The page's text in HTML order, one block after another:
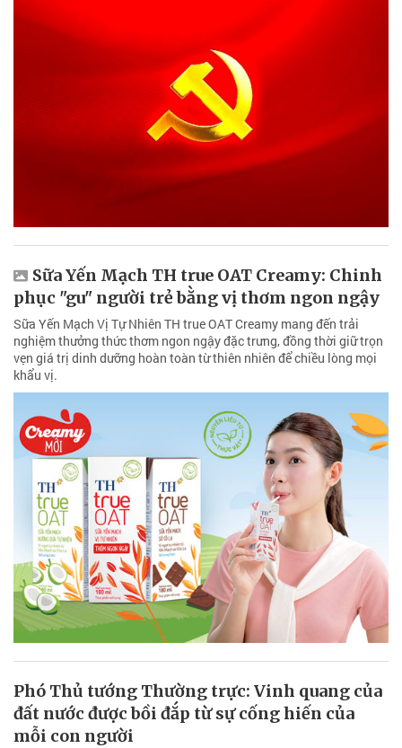
Sữa Yến Mạch TH true OAT Creamy: Chinh
phục "gu" người trẻ bằng vị thơm ngon ngậy
Sữa Yến Mạch Vị Tự Nhiên TH true OAT Creamy mang đến trải
nghiệm thưởng thức thơm ngon ngậy đặc trưng, đồng thời giữ trọn
vẹn giá trị dinh dưỡng hoàn toàn từ thiên nhiên để chiều lòng mọi
khẩu vị.
Phó Thủ tướng Thường trực: Vinh quang của
đất nước được bồi đắp từ sự cống hiến của
mỗi con người